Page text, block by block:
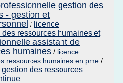
gestion des
- gestion et
/ licence
ressources humaines et
assistant de
humaines / licence
ressources humaines en pme /
des ressources